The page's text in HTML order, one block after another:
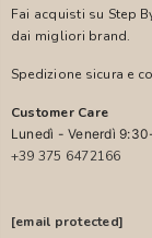
Fai acquisti su Step
dai migliori brand.
Spedizione sicura e
Customer Care
Lunedì - Venerdì
+39 375 6472166
[email protected]